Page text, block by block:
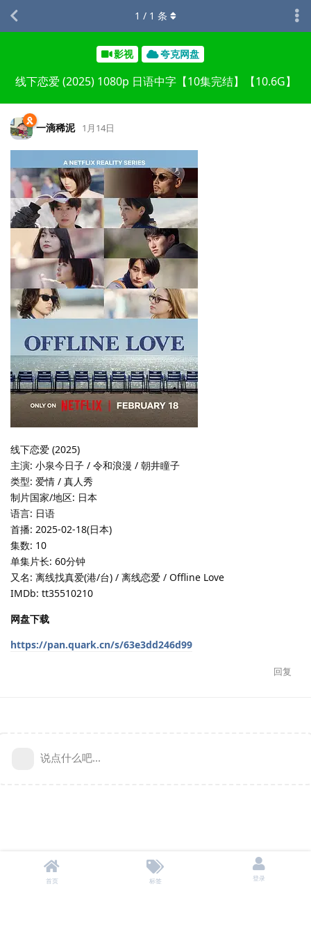
影视 夸克网盘
线下恋爱 (2025) 1080p 日语中字【10集完结】【10.6G】
1 / 1 条
一滴稀泥 1月14日
线下恋爱 (2025)
主演: 小泉今日子 / 令和浪漫 / 朝井瞳子
类型: 爱情 / 真人秀
制片国家/地区: 日本
语言: 日语
首播: 2025-02-18(日本)
集数: 10
单集片长: 60分钟
又名: 离线找真爱(港/台) / 离线恋爱 / Offline Love
IMDb: tt35510210
网盘下载
https://pan.quark.cn/s/63e3dd246d99
回复
说点什么吧...
首页 标签 登录